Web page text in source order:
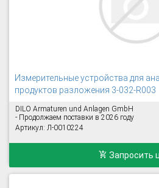
Измерительные устройства для
продуктов разложения 3-032-R003
DILO Armaturen und Anlagen GmbH
- Продолжаем поставки в 2026 году
Артикул: Л-0010224
Запросить